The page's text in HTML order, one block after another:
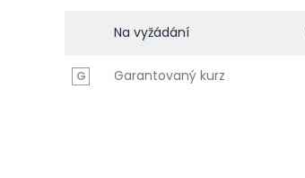
Na vyžádání
G Garantovaný kurz